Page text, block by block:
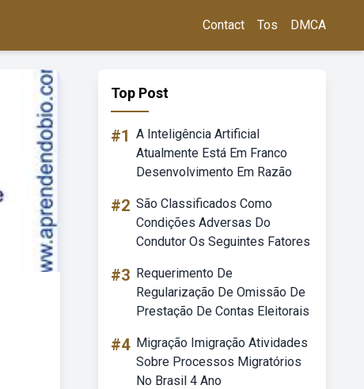
Contact Tos DMCA
Top Post
#1 A Inteligência Artificial
Atualmente Está Em Franco
Desenvolvimento Em Razão
#2 São Classificados Como
Condições Adversas Do
Condutor Os Seguintes Fatores
#3 Requerimento De
Regularização De Omissão De
Prestação De Contas Eleitorais
#4 Migração Imigração Atividades
Sobre Processos Migratórios
No Brasil 4 Ano